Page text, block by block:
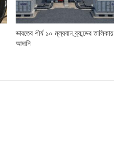
ভারতের শীর্ষ ১০ মূল্যবান ব্র্যান্ডের তালিকায়
আদানি